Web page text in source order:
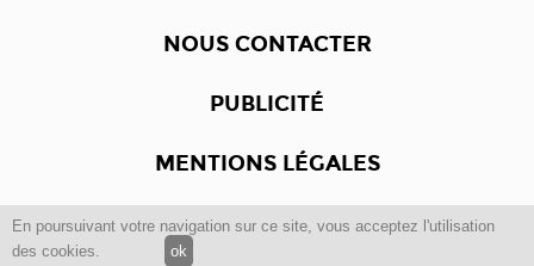
En poursuivant votre navigation sur ce site, vous acceptez l'utilisation
des cookies.
ok
NOUS CONTACTER
PUBLICITÉ
MENTIONS LÉGALES
Copyright © 2012 -2017Dewalgo- Tous droits réservés.